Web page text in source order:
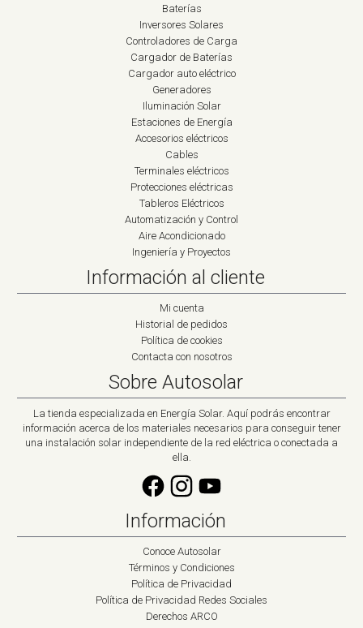
Baterías
Inversores Solares
Controladores de Carga
Cargador de Baterías
Cargador auto eléctrico
Generadores
Iluminación Solar
Estaciones de Energía
Accesorios eléctricos
Cables
Terminales eléctricos
Protecciones eléctricas
Tableros Eléctricos
Automatización y Control
Aire Acondicionado
Ingeniería y Proyectos
Información al cliente
Mi cuenta
Historial de pedidos
Política de cookies
Contacta con nosotros
Sobre Autosolar
La tienda especializada en Energía Solar. Aquí podrás encontrar
información acerca de los materiales necesarios para conseguir tener
una instalación solar independiente de la red eléctrica o conectada a
ella.
Información
Conoce Autosolar
Términos y Condiciones
Política de Privacidad
Política de Privacidad Redes Sociales
Derechos ARCO